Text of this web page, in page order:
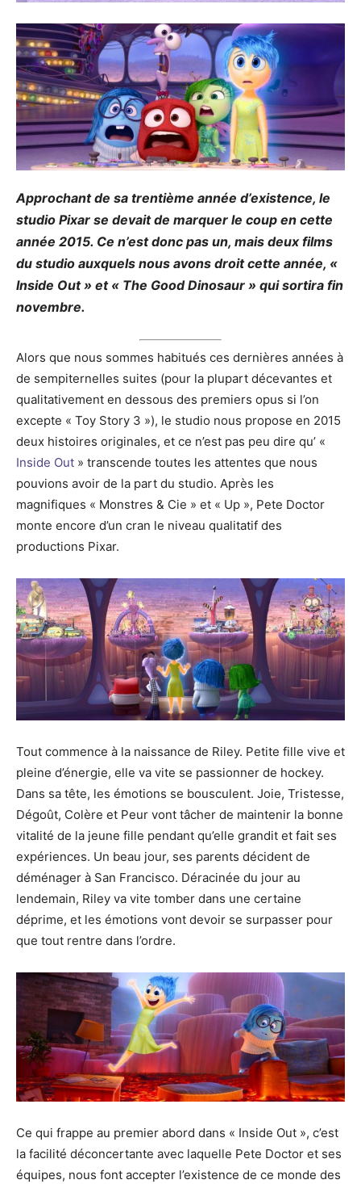
Approchant de sa trentième année d’existence, le
studio Pixar se devait de marquer le coup en cette
année 2015. Ce n’est donc pas un, mais deux films
du studio auxquels nous avons droit cette année, «
Inside Out » et « The Good Dinosaur » qui sortira fin
novembre.
Alors que nous sommes habitués ces dernières années à
de sempiternelles suites (pour la plupart décevantes et
qualitativement en dessous des premiers opus si l’on
excepte « Toy Story 3 »), le studio nous propose en 2015
deux histoires originales, et ce n’est pas peu dire qu’ «
Inside Out » transcende toutes les attentes que nous
pouvions avoir de la part du studio. Après les
magnifiques « Monstres & Cie » et « Up », Pete Doctor
monte encore d’un cran le niveau qualitatif des
productions Pixar.
Tout commence à la naissance de Riley. Petite fille vive et
pleine d’énergie, elle va vite se passionner de hockey.
Dans sa tête, les émotions se bousculent. Joie, Tristesse,
Dégoût, Colère et Peur vont tâcher de maintenir la bonne
vitalité de la jeune fille pendant qu’elle grandit et fait ses
expériences. Un beau jour, ses parents décident de
déménager à San Francisco. Déracinée du jour au
lendemain, Riley va vite tomber dans une certaine
déprime, et les émotions vont devoir se surpasser pour
que tout rentre dans l’ordre.
Ce qui frappe au premier abord dans « Inside Out », c’est
la facilité déconcertante avec laquelle Pete Doctor et ses
équipes, nous font accepter l’existence de ce monde des